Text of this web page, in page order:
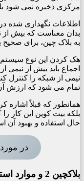
مرکزی ذخیره نمی شود
اطلاعات نگهداری شده
بدان معناست که بیش از
به بلاک چین، برای صحیح
هک کردن این نوع سیستم
اجماع باید بیش از نیمی
نیمی از شبکه را کنترل
تمام می شود که ارزش
همانطور که قبلاً اشاره
بلکه بیت کوین این کار
حال استفاده و بهبود آن
در مورد
بلاکچین 2 و موارد استفاده از آن